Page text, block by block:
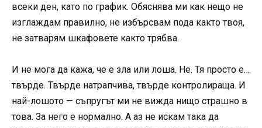
всеки ден, като по график. Обяснява ми как нещо не
изглаждам правилно, не избърсвам пода както твоя,
не затварям шкафовете както трябва.
И не мога да кажа, че е зла или лоша. Не. Тя просто е…
твърде. Твърде натрапчива, твърде контролираща. И
най-лошото — съпругът ми не вижда нищо страшно в
това. За него е нормално. А аз не искам така да